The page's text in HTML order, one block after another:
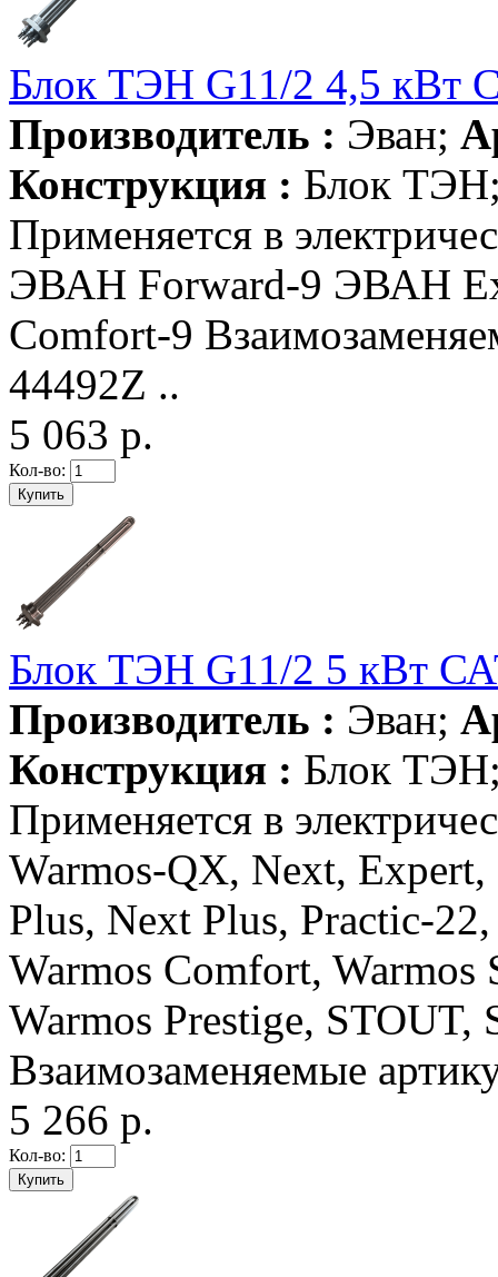
Блок ТЭН G11/2 4,5 кВт
Производитель : Эван;
Конструкция : Блок
Применяется в
ЭВАН Forward-9 ЭВАН
Comfort-9
44492Z ..
5 063 р.
Кол-во:
Блок ТЭН G11/2 5 кВт
Производитель : Эван;
Конструкция : Блок
Применяется в
Warmos-QX, Next,
Plus, Next Plus, Practic-
Warmos Comfort, Warmos
Warmos Prestige, STOUT,
Взаимозаменяемые
5 266 р.
Кол-во: